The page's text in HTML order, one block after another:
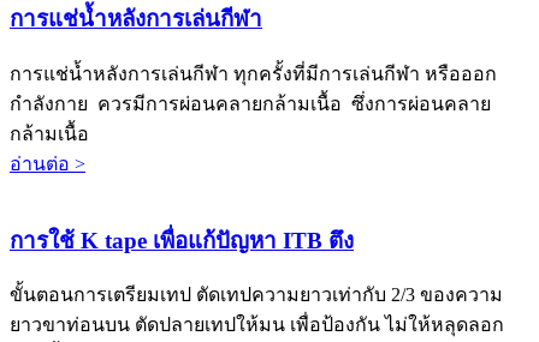
การแช่น้ำหลังการเล่นกีฬา
การแช่น้ำหลังการเล่นกีฬา ทุกครั้งที่มีการเล่นกีฬา หรือออก
กำลังกาย ควรมีการผ่อนคลายกล้ามเนื้อ ซึ่งการผ่อนคลาย
กล้ามเนื้อ
อ่านต่อ >
การใช้ K tape เพื่อแก้ปัญหา ITB ตึง
ขั้นตอนการเตรียมเทป ตัดเทปความยาวเท่ากับ 2/3 ของความ
ยาวขาท่อนบน ตัดปลายเทปให้มน เพื่อป้องกัน ไม่ให้หลุดลอก